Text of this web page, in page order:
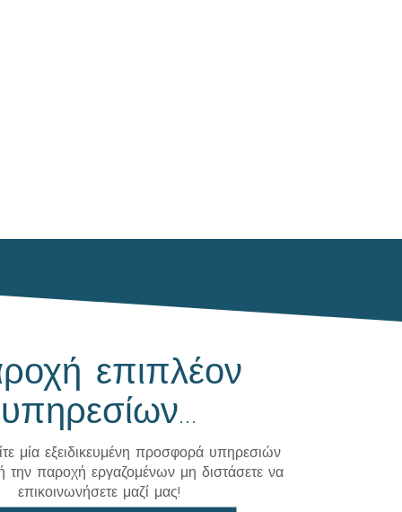
επιπλέον
υπηρεσίων...
μία εξειδικευμένη προσφορά υπηρεσιών
την παροχή εργαζομένων μη διστάσετε να
επικοινωνήσετε μαζί μας!